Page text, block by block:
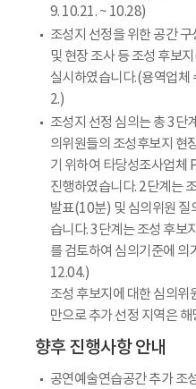
9. 10.21. ~ 10.28)
조성지 선정을 위한 공간
및 현장 조사 등 조성 후보
실시하였습니다.(용역업
2.)
조성지 선정 심의는 총 3단
의위원들의 조성후보지 현
기 위하여 타당성조사업체
진행하였습니다. 2단계는
발표(10분) 및 심의위원
습니다. 3단계는 조성 후보
를 검토하여 심의기준에
12.04.)
조성 후보지에 대한 심의위
만으로 추가 선정 지역은 해
향후 진행사항 안내
공연예술연습공간 추가 조